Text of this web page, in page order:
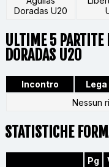
Doradas U20
ULTIME 5 PARTITE
DORADAS U20
Incontro Lega
Nessun
STATISTICHE
Pg